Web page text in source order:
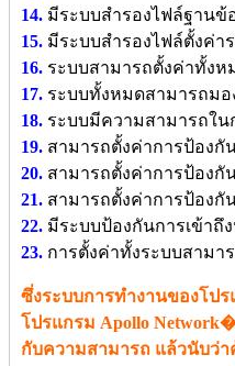
14. มีระบบสำรองไฟล์ฐานข้
15. มีระบบสำรองไฟล์ตั้งค่า
16. ระบบสามารถตั้งค่าทั้งห
17. ระบบทั้งหมดสามารถมอ
18. ระบบมีความสามารถใ
19. สามารถตั้งค่าการป้องกั
20. สามารถตั้งค่าการป้องกัน
21. สามารถตั้งค่าการป้องกัน
22. มีระบบป้องกันการเข้า
23. การตั้งค่าทั้งระบบสามา
ซึ่งระบบการทำงานของโป
โปรแกรม Apollo
กับความสามารถ แล้วนับว่า